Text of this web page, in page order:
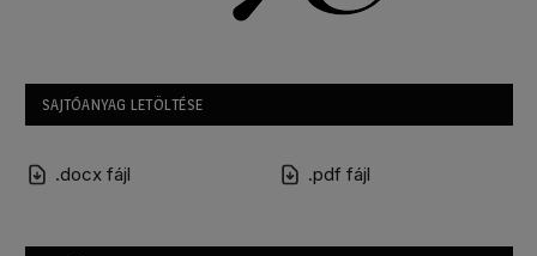
SAJTÓANYAG LETÖLTÉSE
.docx fájl .pdf fájl